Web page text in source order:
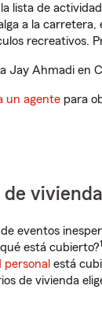
lista de
a la
recreativos.
Jay Ahmadi en
un agente para
vivienda
eventos
está cubierto?1
personal está
de vivienda